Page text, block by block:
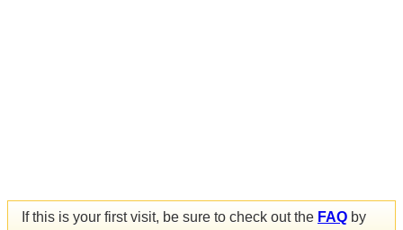
If this is your first visit, be sure to check out the FAQ by